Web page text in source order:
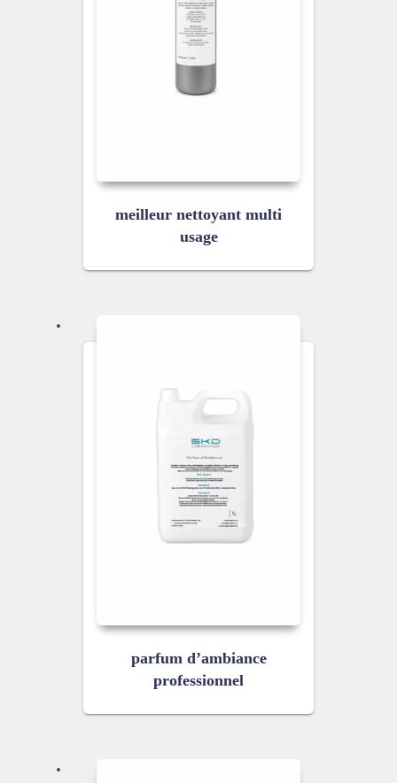
meilleur nettoyant multi
usage
parfum d’ambiance
professionnel